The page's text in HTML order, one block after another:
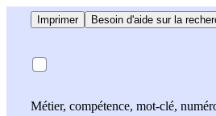
Imprimer Besoin d'aide sur la
Métier, compétence, mot-clé,